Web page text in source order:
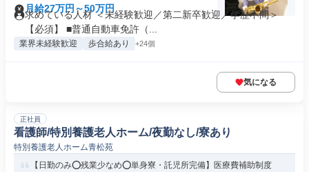
月給27万円～50万円
求めている人材 ＜未経験歓迎／第二新卒歓迎／学歴不問＞
【必須】 ■普通自動車免許（...
業界未経験歓迎 歩合給あり +24個
気になる
正社員
看護師/特別養護老人ホーム/夜勤なし/寮あり
特別養護老人ホーム青松苑
【日勤のみ⭕残業少なめ⭕単身寮・託児所完備】医療費補助制度